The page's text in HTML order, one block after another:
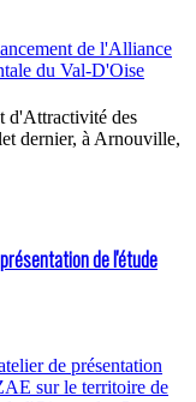
d'Attractivité des
dernier, à Arnouville,
de l'étude